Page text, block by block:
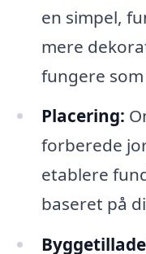
en simpel,
mere
fungere
Placering:
forberede
etablere
baseret på